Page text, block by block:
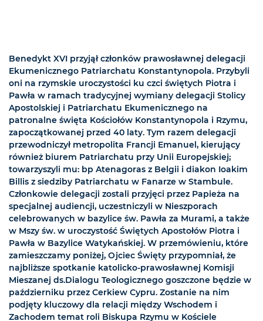
Benedykt XVI przyjął członków prawosławnej delegacji
Ekumenicznego Patriarchatu Konstantynopola. Przybyli
oni na rzymskie uroczystości ku czci świętych Piotra i
Pawła w ramach tradycyjnej wymiany delegacji Stolicy
Apostolskiej i Patriarchatu Ekumenicznego na
patronalne święta Kościołów Konstantynopola i Rzymu,
zapoczątkowanej przed 40 laty. Tym razem delegacji
przewodniczył metropolita Francji Emanuel, kierujący
również biurem Patriarchatu przy Unii Europejskiej;
towarzyszyli mu: bp Atenagoras z Belgii i diakon Ioakim
Billis z siedziby Patriarchatu w Fanarze w Stambule.
Członkowie delegacji zostali przyjęci przez Papieża na
specjalnej audiencji, uczestniczyli w Nieszporach
celebrowanych w bazylice św. Pawła za Murami, a także
w Mszy św. w uroczystość Świętych Apostołów Piotra i
Pawła w Bazylice Watykańskiej. W przemówieniu, które
zamieszczamy poniżej, Ojciec Święty przypomniał, że
najbliższe spotkanie katolicko-prawosławnej Komisji
Mieszanej ds.Dialogu Teologicznego goszczone będzie w
październiku przez Cerkiew Cypru. Zostanie na nim
podjęty kluczowy dla relacji między Wschodem i
Zachodem temat roli Biskupa Rzymu w Kościele